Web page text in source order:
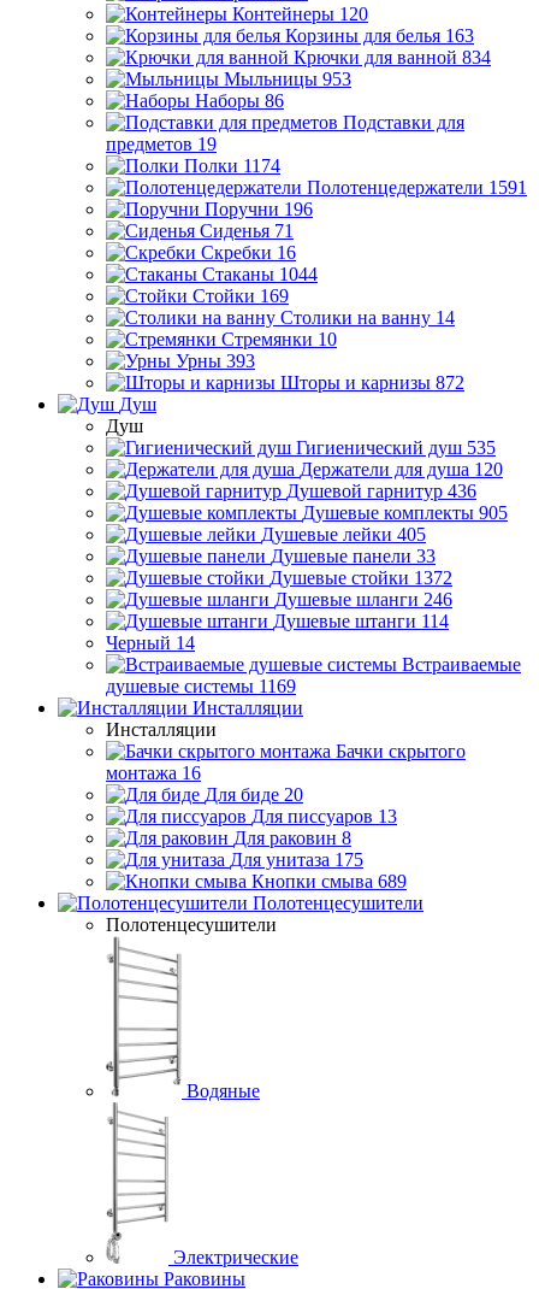
Контейнеры 120
Корзины для белья 163
Крючки для ванной 834
Мыльницы 953
Наборы 86
Подставки для
предметов 19
Полки 1174
Полотенцедержатели 1591
Поручни 196
Сиденья 71
Скребки 16
Стаканы 1044
Стойки 169
Столики на ванну 14
Стремянки 10
Урны 393
Шторы и карнизы 872
Душ
Душ
Гигиенический душ 535
Держатели для душа 120
Душевой гарнитур 436
Душевые комплекты 905
Душевые лейки 405
Душевые панели 33
Душевые стойки 1372
Душевые шланги 246
Душевые штанги 114
Черный 14
Встраиваемые
душевые системы 1169
Инсталляции
Инсталляции
Бачки скрытого
монтажа 16
Для биде 20
Для писсуаров 13
Для раковин 8
Для унитаза 175
Кнопки смыва 689
Полотенцесушители
Полотенцесушители
Водяные
Электрические
Раковины